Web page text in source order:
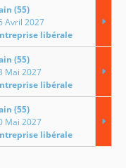
(55)
Avril 2027
libérale
(55)
Mai 2027
libérale
(55)
Mai 2027
libérale